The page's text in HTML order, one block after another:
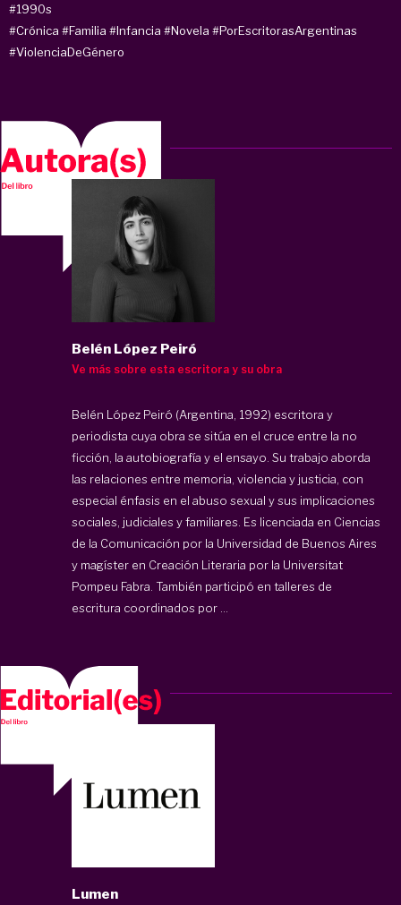
#1990s
#Crónica #Familia #Infancia #Novela #PorEscritorasArgentinas
#ViolenciaDeGénero
Belén López Peiró
Ve más sobre esta escritora y su obra
Belén López Peiró (Argentina, 1992) escritora y
periodista cuya obra se sitúa en el cruce entre la no
ficción, la autobiografía y el ensayo. Su trabajo aborda
las relaciones entre memoria, violencia y justicia, con
especial énfasis en el abuso sexual y sus implicaciones
sociales, judiciales y familiares. Es licenciada en Ciencias
de la Comunicación por la Universidad de Buenos Aires
y magíster en Creación Literaria por la Universitat
Pompeu Fabra. También participó en talleres de
escritura coordinados por ...
Lumen